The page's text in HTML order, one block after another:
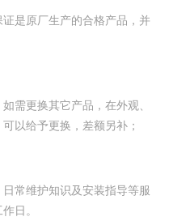
是原厂生产的合格产品，并
需更换其它产品，在外观、
以给予更换，差额另补；
常维护知识及安装指导等服
日。